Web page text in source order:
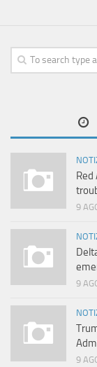
9
9
9